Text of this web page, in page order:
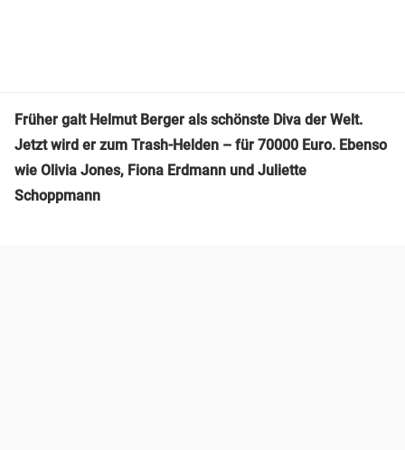
Früher galt Helmut Berger als schönste Diva der Welt.
Jetzt wird er zum Trash-Helden – für 70000 Euro. Ebenso
wie Olivia Jones, Fiona Erdmann und Juliette
Schoppmann